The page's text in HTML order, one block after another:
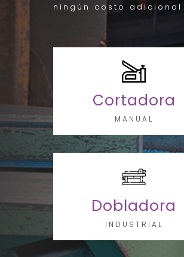
ningún costo adicional.
Cortadora
MANUAL
Dobladora
INDUSTRIAL